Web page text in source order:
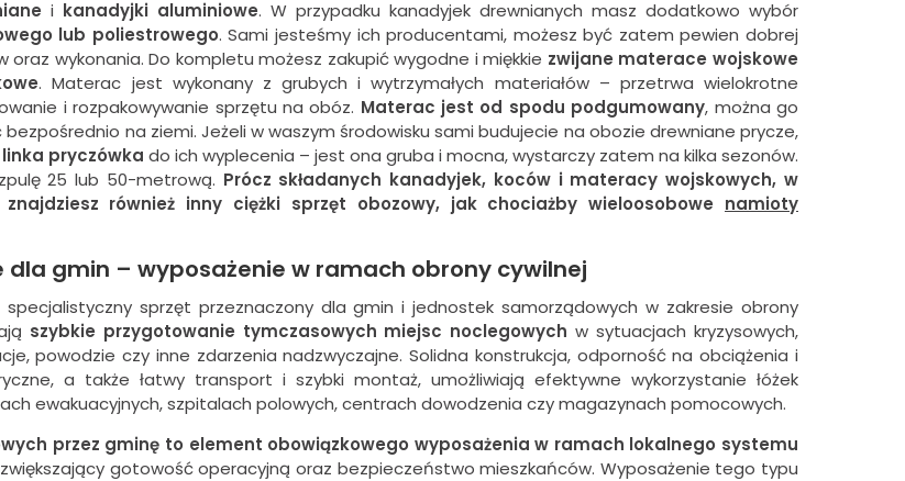
i kanadyjki aluminiowe. W przypadku kanadyjek drewnianych masz dodatkowo wybór
lub poliestrowego. Sami jesteśmy ich producentami, możesz być zatem pewien dobrej
oraz wykonania. Do kompletu możesz zakupić wygodne i miękkie zwijane materace wojskowe
. Materac jest wykonany z grubych i wytrzymałych materiałów – przetrwa wielokrotne
i rozpakowywanie sprzętu na obóz. Materac jest od spodu podgumowany, można go
bezpośrednio na ziemi. Jeżeli w waszym środowisku sami budujecie na obozie drewniane prycze,
linka pryczówka do ich wyplecenia – jest ona gruba i mocna, wystarczy zatem na kilka sezonów.
25 lub 50-metrową. Prócz składanych kanadyjek, koców i materacy wojskowych, w
również inny ciężki sprzęt obozowy, jak chociażby wieloosobowe namioty
dla gmin – wyposażenie w ramach obrony cywilnej
sprzęt przeznaczony dla gmin i jednostek samorządowych w zakresie obrony
szybkie przygotowanie tymczasowych miejsc noclegowych w sytuacjach kryzysowych,
powodzie czy inne zdarzenia nadzwyczajne. Solidna konstrukcja, odporność na obciążenia i
a także łatwy transport i szybki montaż, umożliwiają efektywne wykorzystanie łóżek
ewakuacyjnych, szpitalach polowych, centrach dowodzenia czy magazynach pomocowych.
przez gminę to element obowiązkowego wyposażenia w ramach lokalnego systemu
gotowość operacyjną oraz bezpieczeństwo mieszkańców. Wyposażenie tego typu